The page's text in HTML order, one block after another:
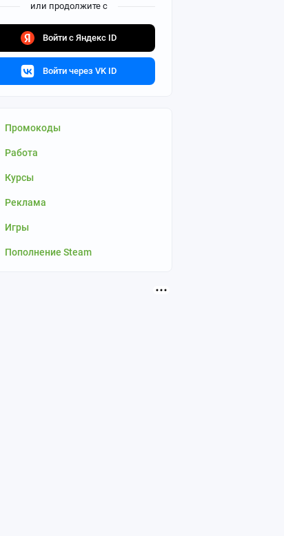
или продолжите с
Войти с Яндекс ID
Войти через VK ID
Промокоды
Работа
Курсы
Реклама
Игры
Пополнение Steam